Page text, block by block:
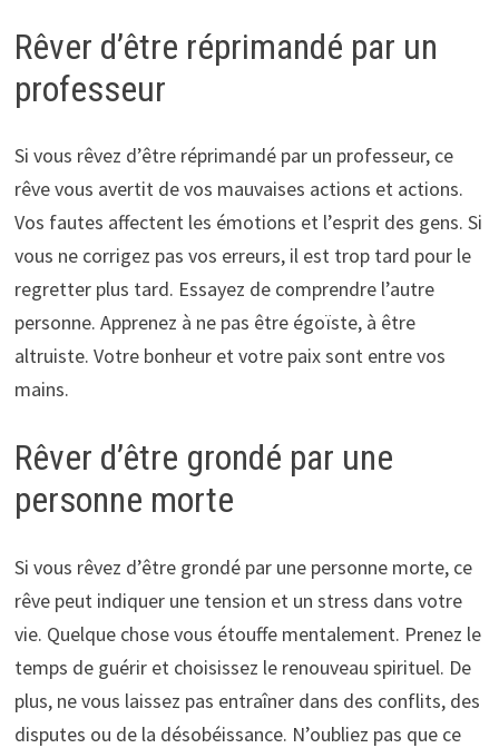
Rêver d’être réprimandé par un
professeur
Si vous rêvez d’être réprimandé par un professeur, ce
rêve vous avertit de vos mauvaises actions et actions.
Vos fautes affectent les émotions et l’esprit des gens. Si
vous ne corrigez pas vos erreurs, il est trop tard pour le
regretter plus tard. Essayez de comprendre l’autre
personne. Apprenez à ne pas être égoïste, à être
altruiste. Votre bonheur et votre paix sont entre vos
mains.
Rêver d’être grondé par une
personne morte
Si vous rêvez d’être grondé par une personne morte, ce
rêve peut indiquer une tension et un stress dans votre
vie. Quelque chose vous étouffe mentalement. Prenez le
temps de guérir et choisissez le renouveau spirituel. De
plus, ne vous laissez pas entraîner dans des conflits, des
disputes ou de la désobéissance. N’oubliez pas que ce